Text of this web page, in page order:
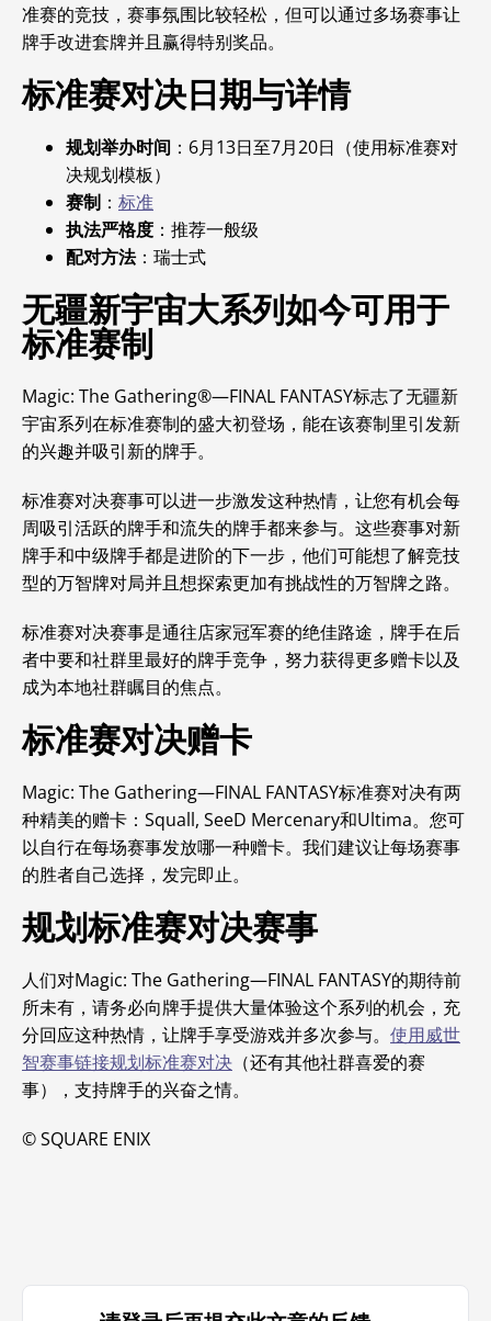
准赛的竞技，赛事氛围比较轻松，但可以通过多场赛事让
牌手改进套牌并且赢得特别奖品。
标准赛对决日期与详情
规划举办时间 ：6月13日至7月20日（使用标准赛对
决规划模板）
赛制 ： 标准
执法严格度 ：推荐一般级
配对方法：瑞士式
无疆新宇宙大系列如今可用于
标准赛制
Magic: The Gathering®—FINAL FANTASY标志了无疆新
宇宙系列在标准赛制的盛大初登场，能在该赛制里引发新
的兴趣并吸引新的牌手。
标准赛对决赛事可以进一步激发这种热情，让您有机会每
周吸引活跃的牌手和流失的牌手都来参与。 这些赛事对新
牌手和中级牌手都是进阶的下一步，他们可能想了解竞技
型的万智牌对局并且想探索更加有挑战性的万智牌之路。
标准赛对决赛事是通往店家冠军赛的绝佳路途，牌手在后
者中要和社群里最好的牌手竞争，努力获得更多赠卡以及
成为本地社群瞩目的焦点。
标准赛对决赠卡
Magic: The Gathering—FINAL FANTASY标准赛对决有两
种精美的赠卡：Squall, SeeD Mercenary和Ultima。您可
以自行在每场赛事发放哪一种赠卡。我们建议让每场赛事
的胜者自己选择，发完即止。
规划标准赛对决赛事
人们对Magic: The Gathering—FINAL FANTASY的期待前
所未有，请务必向牌手提供大量体验这个系列的机会，充
分回应这种热情，让牌手享受游戏并多次参与。 使用威世
智赛事链接规划标准赛对决 （还有其他社群喜爱的赛
事），支持牌手的兴奋之情。
© SQUARE ENIX